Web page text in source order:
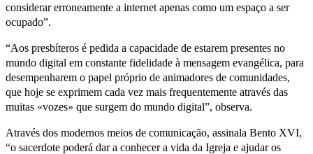
considerar erroneamente a internet apenas como um espaço a ser
ocupado”.
“Aos presbíteros é pedida a capacidade de estarem presentes no
mundo digital em constante fidelidade à mensagem evangélica, para
desempenharem o papel próprio de animadores de comunidades,
que hoje se exprimem cada vez mais frequentemente através das
muitas «vozes» que surgem do mundo digital”, observa.
Através dos modernos meios de comunicação, assinala Bento XVI,
“o sacerdote poderá dar a conhecer a vida da Igreja e ajudar os